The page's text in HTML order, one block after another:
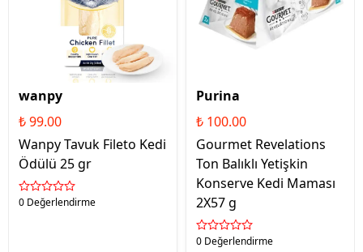
wanpy
₺ 99.00
Wanpy Tavuk Fileto Kedi
Ödülü 25 gr
0 Değerlendirme
Purina
₺ 100.00
Gourmet Revelations
Ton Balıklı Yetişkin
Konserve Kedi Maması
2X57 g
0 Değerlendirme